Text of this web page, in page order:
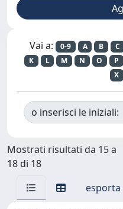
Vai a: 0-9 A B C
K
L M N O P
X
o inserisci le iniziali:
Mostrati risultati da 15 a
18 di 18